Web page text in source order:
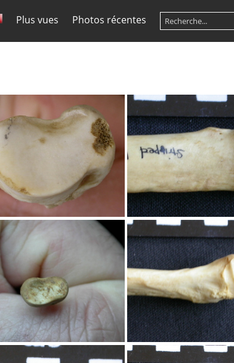
Plus vues Photos récentes
Radius : partie proximale Radius : partie